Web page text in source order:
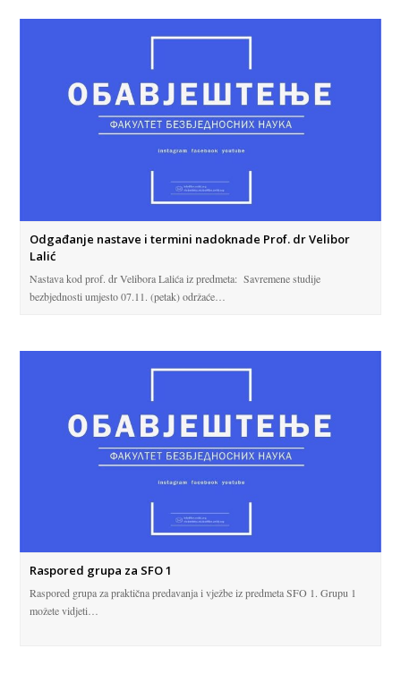
Odgađanje nastave i termini nadoknade Prof. dr Velibor
Lalić
Nastava kod prof. dr Velibora Lalića iz predmeta: Savremene studije
bezbjednosti umjesto 07.11. (petak) održaće…
Raspored grupa za SFO 1
Raspored grupa za praktična predavanja i vježbe iz predmeta SFO 1. Grupu 1
možete vidjeti…